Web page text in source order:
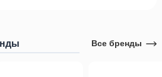
Все бренды